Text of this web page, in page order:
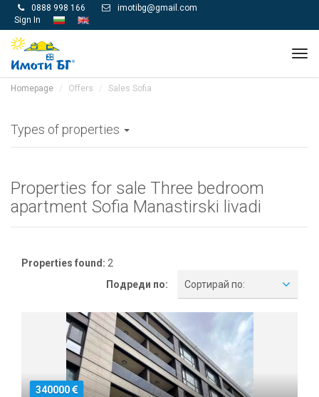
 0888 998 166 
imotibg@gmail.com
Sign In
Homepage Offers Sales Sofia
Types of properties
Properties for sale Three bedroom
apartment Sofia Manastirski livadi
Properties found: 2
Подреди по:
Сортирай по:
340000